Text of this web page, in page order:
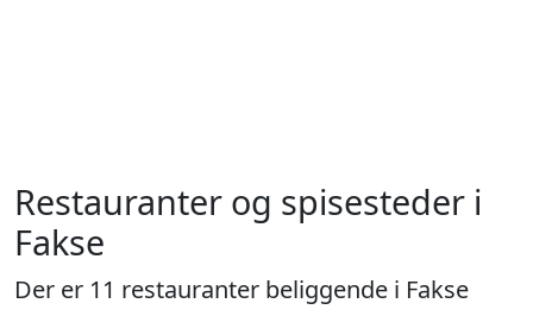
Restauranter og spisesteder i
Fakse
Der er 11 restauranter beliggende i Fakse